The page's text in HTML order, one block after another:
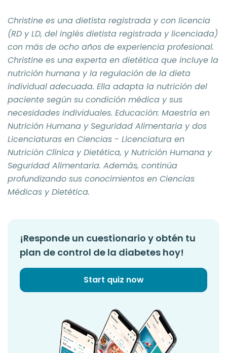
Christine es una dietista registrada y con licencia
(RD y LD, del inglés dietista registrada y licenciada)
con más de ocho años de experiencia profesional.
Christine es una experta en dietética que incluye la
nutrición humana y la regulación de la dieta
individual adecuada. Ella adapta la nutrición del
paciente según su condición médica y sus
necesidades individuales. Educación: Maestría en
Nutrición Humana y Seguridad Alimentaria y dos
Licenciaturas en Ciencias - Licenciatura en
Nutrición Clínica y Dietética, y Nutrición Humana y
Seguridad Alimentaria. Además, continúa
profundizando sus conocimientos en Ciencias
Médicas y Dietética.
¡Responde un cuestionario y obtén tu
plan de control de la diabetes hoy!
Start quiz now